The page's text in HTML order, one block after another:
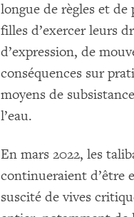
longue de règles et
filles d’exercer leurs
d’expression, de
conséquences sur
moyens de
l’eau.
En mars 2022, les
continueraient d’être
suscité de vives